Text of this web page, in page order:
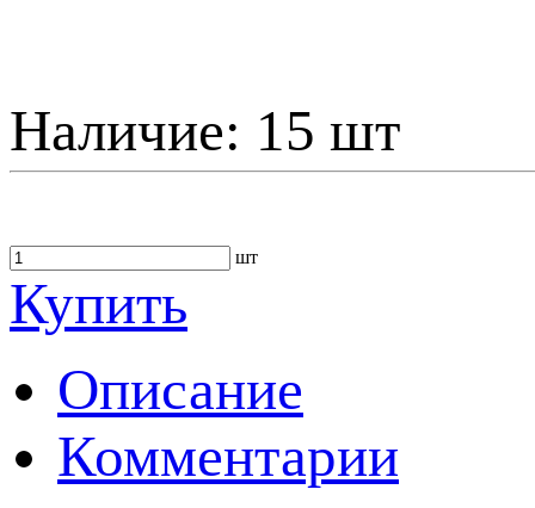
Наличие: 15 шт
шт
Купить
Описание
Комментарии